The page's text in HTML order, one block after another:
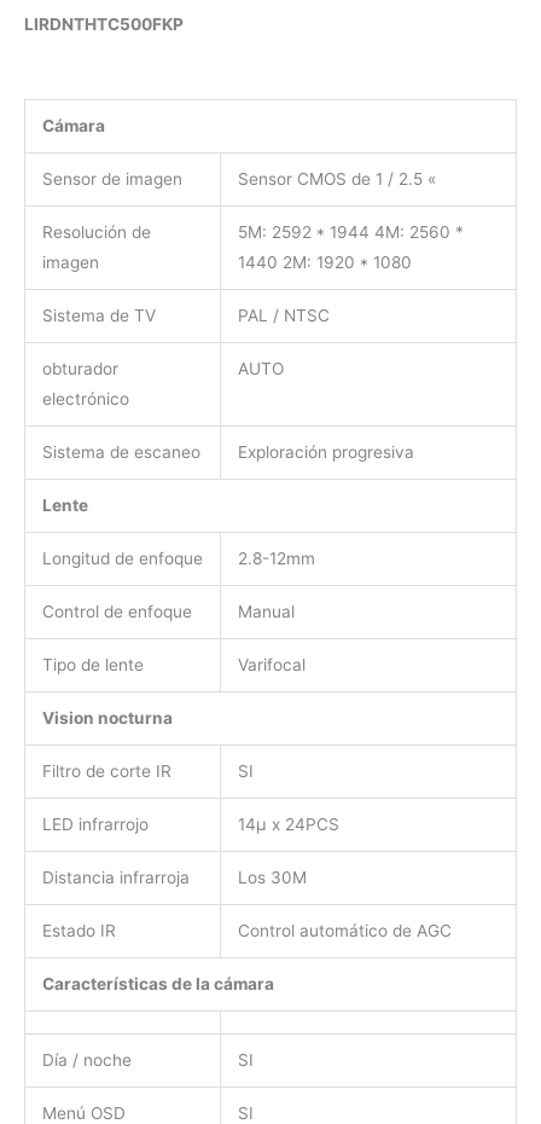
LIRDNTHTC500FKP
Cámara
Sensor de imagen Sensor CMOS de 1 / 2.5 «
Resolución de
imagen
5M: 2592 * 1944 4M: 2560 *
1440 2M: 1920 * 1080
Sistema de TV PAL / NTSC
obturador
electrónico
AUTO
Sistema de escaneo Exploración progresiva
Lente
Longitud de enfoque 2.8-12mm
Control de enfoque Manual
Tipo de lente Varifocal
Vision nocturna
Filtro de corte IR SI
LED infrarrojo 14µ x 24PCS
Distancia infrarroja Los 30M
Estado IR Control automático de AGC
Características de la cámara
Día / noche SI
Menú OSD SI